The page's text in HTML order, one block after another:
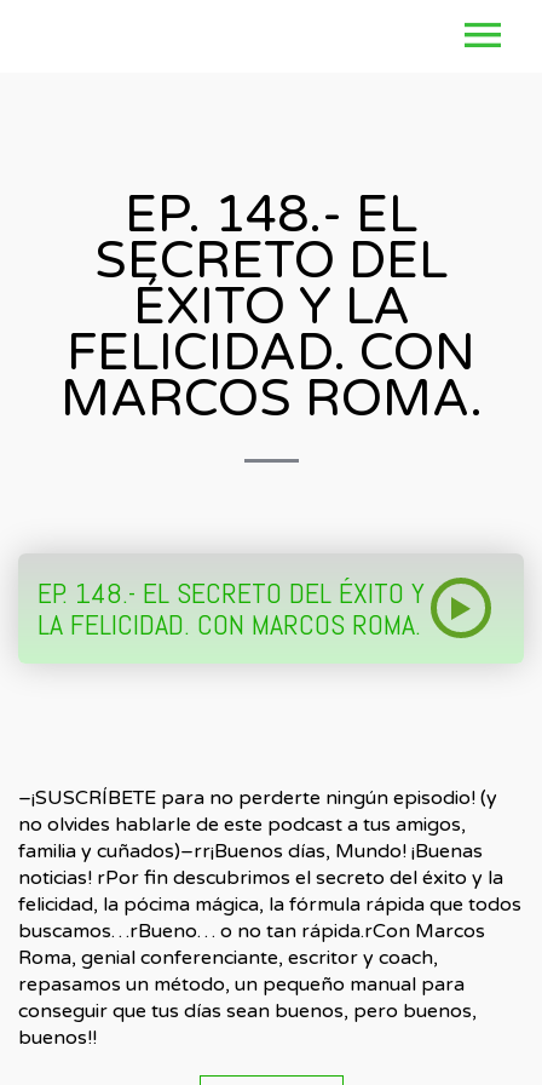
EP. 148.- EL
SECRETO DEL
ÉXITO Y LA
FELICIDAD. CON
MARCOS ROMA.
EP. 148.- EL SECRETO DEL ÉXITO Y
LA FELICIDAD. CON MARCOS ROMA.
–¡SUSCRÍBETE para no perderte ningún episodio! (y
no olvides hablarle de este podcast a tus amigos,
familia y cuñados)–rr¡Buenos días, Mundo! ¡Buenas
noticias! rPor fin descubrimos el secreto del éxito y la
felicidad, la pócima mágica, la fórmula rápida que todos
buscamos…rBueno… o no tan rápida.rCon Marcos
Roma, genial conferenciante, escritor y coach,
repasamos un método, un pequeño manual para
conseguir que tus días sean buenos, pero buenos,
buenos!!